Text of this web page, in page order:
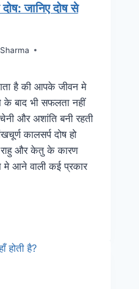
जानिए दोष से
है की आपके जीवन मे
के बाद भी सफलता नहीं
और अशांति बनी रहती
कालसर्प दोष हो
और केतु के कारण
आने वाली कई प्रकार